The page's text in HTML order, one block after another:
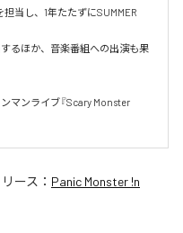
当し、1年たたずにSUMMER
るほか、音楽番組への出演も果
マンライブ『Scary Monster
ース： Panic Monster !n